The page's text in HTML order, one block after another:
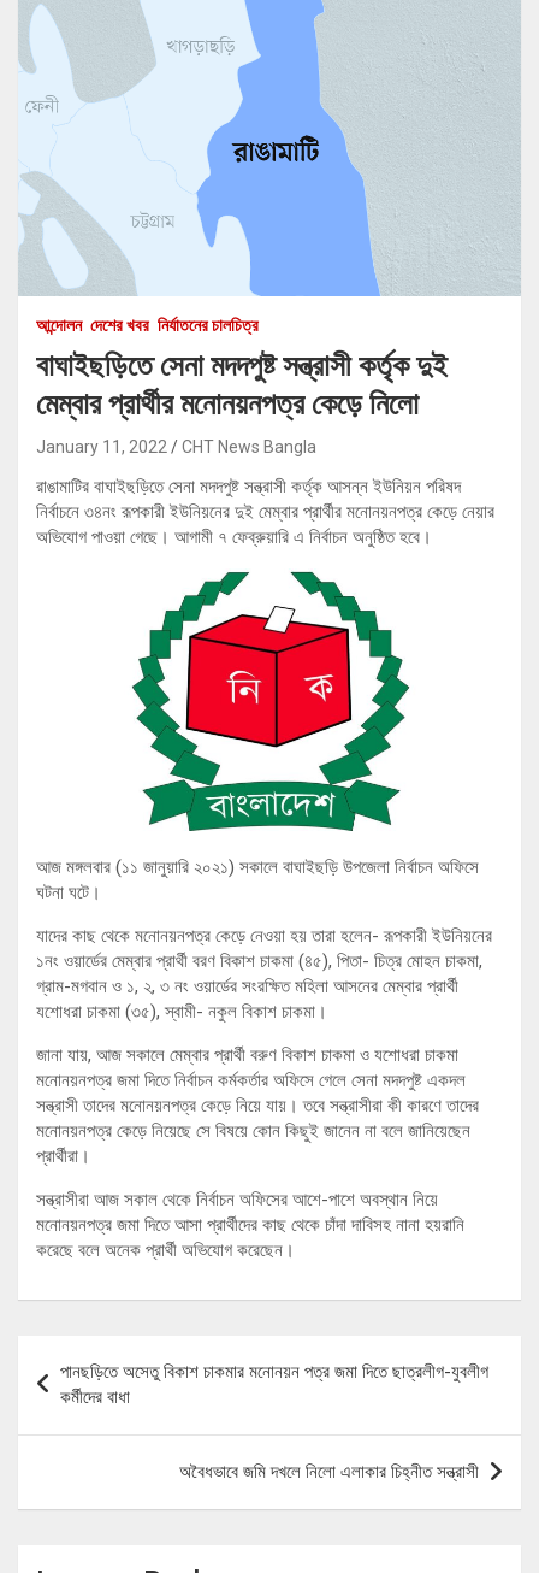
আন্দোলন দেশের খবর নির্যাতনের চালচিত্র
বাঘাইছড়িতে সেনা মদদপুষ্ট সন্ত্রাসী কর্তৃক দুই
মেম্বার প্রার্থীর মনোনয়নপত্র কেড়ে নিলো
January 11, 2022 CHT News Bangla
রাঙামাটির বাঘাইছড়িতে সেনা মদদপুষ্ট সন্ত্রাসী কর্তৃক আসন্ন ইউনিয়ন পরিষদ
নির্বাচনে ৩৪নং রূপকারী ইউনিয়নের দুই মেম্বার প্রার্থীর মনোনয়নপত্র কেড়ে নেয়ার
অভিযোগ পাওয়া গেছে। আগামী ৭ ফেব্রুয়ারি এ নির্বাচন অনুষ্ঠিত হবে।
আজ মঙ্গলবার (১১ জানুয়ারি ২০২১) সকালে বাঘাইছড়ি উপজেলা নির্বাচন অফিসে
ঘটনা ঘটে।
যাদের কাছ থেকে মনোনয়নপত্র কেড়ে নেওয়া হয় তারা হলেন- রূপকারী ইউনিয়নের
১নং ওয়ার্ডের মেম্বার প্রার্থী বরণ বিকাশ চাকমা (৪৫), পিতা- চিত্র মোহন চাকমা,
গ্রাম-মগবান ও ১, ২, ৩ নং ওয়ার্ডের সংরক্ষিত মহিলা আসনের মেম্বার প্রার্থী
যশোধরা চাকমা (৩৫), স্বামী- নকুল বিকাশ চাকমা।
জানা যায়, আজ সকালে মেম্বার প্রার্থী বরুণ বিকাশ চাকমা ও যশোধরা চাকমা
মনোনয়নপত্র জমা দিতে নির্বাচন কর্মকর্তার অফিসে গেলে সেনা মদদপুষ্ট একদল
সন্ত্রাসী তাদের মনোনয়নপত্র কেড়ে নিয়ে যায়। তবে সন্ত্রাসীরা কী কারণে তাদের
মনোনয়নপত্র কেড়ে নিয়েছে সে বিষয়ে কোন কিছুই জানেন না বলে জানিয়েছেন
প্রার্থীরা।
সন্ত্রাসীরা আজ সকাল থেকে নির্বাচন অফিসের আশে-পাশে অবস্থান নিয়ে
মনোনয়নপত্র জমা দিতে আসা প্রার্থীদের কাছ থেকে চাঁদা দাবিসহ নানা হয়রানি
করেছে বলে অনেক প্রার্থী অভিযোগ করেছেন।
navigation
পানছড়িতে অসেতু বিকাশ চাকমার মনোনয়ন পত্র জমা দিতে ছাত্রলীগ-যুবলীগ
কর্মীদের বাধা
অবৈধভাবে জমি দখলে নিলো এলাকার চিহ্নীত সন্ত্রাসী